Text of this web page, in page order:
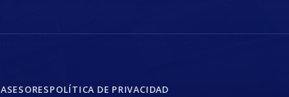
ASESORESPOLÍTICA DE PRIVACIDAD